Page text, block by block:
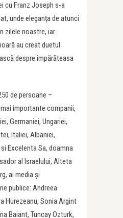
cu Franz Joseph s-a
unde eleganța de atunci
zilele noastre, iar
au creat duetul
despre împărăteasa
de persoane –
importante companii,
Germaniei, Ungariei,
Italiei, Albaniei,
Excelenta Sa, doamna
al Israelului, Alteta
ai media și
publice: Andreea
Hurezeanu, Sonia Argint
Baiant, Tuncay Ozturk,